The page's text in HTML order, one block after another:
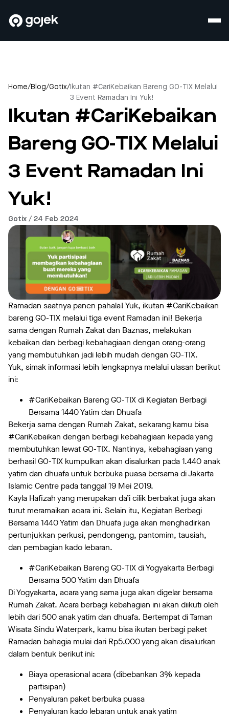
Home/Blog/Gotix/ Ikutan #CariKebaikan Bareng GO-TIX Melalui
3 Event Ramadan Ini Yuk!
Ikutan #CariKebaikan
Bareng GO-TIX Melalui
3 Event Ramadan Ini
Yuk!
Gotix / 24 Feb 2024
Ramadan saatnya panen pahala! Yuk, ikutan #CariKebaikan
bareng GO-TIX melalui tiga event Ramadan ini! Bekerja
sama dengan Rumah Zakat dan Baznas, melakukan
kebaikan dan berbagi kebahagiaan dengan orang-orang
yang membutuhkan jadi lebih mudah dengan GO-TIX.
Yuk, simak informasi lebih lengkapnya melalui ulasan berikut
ini:
#CariKebaikan Bareng GO-TIX di Kegiatan Berbagi
Bersama 1440 Yatim dan Dhuafa
Bekerja sama dengan Rumah Zakat, sekarang kamu bisa
#CariKebaikan dengan berbagi kebahagiaan kepada yang
membutuhkan lewat GO-TIX. Nantinya, kebahagiaan yang
berhasil GO-TIX kumpulkan akan disalurkan pada 1.440 anak
yatim dan dhuafa untuk berbuka puasa bersama di Jakarta
Islamic Centre pada tanggal 19 Mei 2019.
Kayla Hafizah yang merupakan da’i cilik berbakat juga akan
turut meramaikan acara ini. Selain itu, Kegiatan Berbagi
Bersama 1440 Yatim dan Dhuafa juga akan menghadirkan
pertunjukkan perkusi, pendongeng, pantomim, tausiah,
dan pembagian kado lebaran.
#CariKebaikan Bareng GO-TIX di Yogyakarta Berbagi
Bersama 500 Yatim dan Dhuafa
Di Yogyakarta, acara yang sama juga akan digelar bersama
Rumah Zakat. Acara berbagi kebahagian ini akan diikuti oleh
lebih dari 500 anak yatim dan dhuafa. Bertempat di Taman
Wisata Sindu Waterpark, kamu bisa ikutan berbagi paket
Ramadan bahagia mulai dari Rp5.000 yang akan disalurkan
dalam bentuk berikut ini:
Biaya operasional acara (dibebankan 3% kepada
partisipan)
Penyaluran paket berbuka puasa
Penyaluran kado lebaran untuk anak yatim